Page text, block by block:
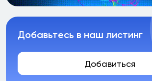
Добавьтесь в наш листинг
Добавиться